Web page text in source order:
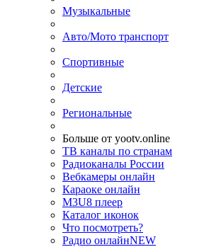
Музыкальные
Авто/Мото транспорт
Спортивные
Детские
Региональные
Больше от yootv.online
ТВ каналы по странам
Радиоканалы России
Вебкамеры онлайн
Караоке онлайн
M3U8 плеер
Каталог иконок
Что посмотреть?
Радио онлайнNEW